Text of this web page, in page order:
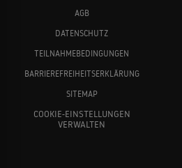
AGB
DATENSCHUTZ
TEILNAHMEBEDINGUNGEN
BARRIEREFREIHEITSERKLÄRUNG
SITEMAP
COOKIE-EINSTELLUNGEN
VERWALTEN